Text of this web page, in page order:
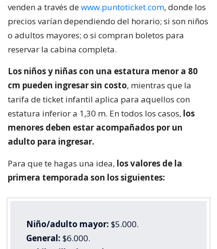
venden a través dewww.puntoticket.com, donde los
precios varían dependiendo del horario; si son niños
o adultos mayores; o si compran boletos para
reservar la cabina completa.
Los niños y niñas con una estatura menor a 80
cm pueden ingresar sin costo, mientras que la
tarifa de ticket infantil aplica para aquellos con
estatura inferior a 1,30 m. En todos los casos, los
menores deben estar acompañados por un
adulto para ingresar.
Para que te hagas una idea, los valores de la
primera temporada son los siguientes:
Niño/adulto mayor: $5.000.
General: $6.000.